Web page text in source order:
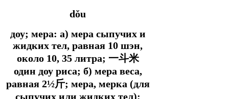
dǒu
доу; мера: а) мера сыпучих и
жидких тел, равная 10 шэн,
около 10, 35 литра; 一斗米
один доу риса; б) мера веса,
равная 2½斤; мера, мерка (для
сыпучих или жидких тел);